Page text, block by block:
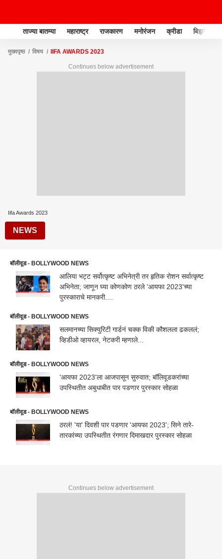
ताज्या बातम्या महाराष्ट्र राजकारण मनोरंजन क्रीडा बिझनेस
मुख्यपृष्ठ विषय IIFA AWARDS 2023
Continues below advertisement
Iifa Awards 2023
NEWS
बॉलीवूड - BOLLYWOOD NEWS
आलिया भट्ट सर्वोत्कृष्ट अभिनेत्री तर हृतिक रोशन सर्वात्कृष्ट
अभिनेता; जाणून घ्या कोणकोण ठरले 'आयफा 2023'च्या
पुरस्काराचे मानकरी....
बॉलीवूड - BOLLYWOOD NEWS
सलमानच्या सिक्युरिटी गार्डनं चक्क विकी कौशलला ढकललं;
व्हिडीओ व्हायरल, नेटकरी म्हणाले...
बॉलीवूड - BOLLYWOOD NEWS
'आयफा 2023'ला आजपासून सुरुवात; बॉलिवूडकरांच्या
उपस्थितीत अबुधाबीत पार पडणार पुरस्कार सोहळा
बॉलीवूड - BOLLYWOOD NEWS
ठरलं! 'या' दिवशी पार पडणार 'आयफा 2023'; सिने तारे-
तारकांच्या उपस्थितीत रंगणार दिमाखदार पुरस्कार सोहळा
Continues below advertisement